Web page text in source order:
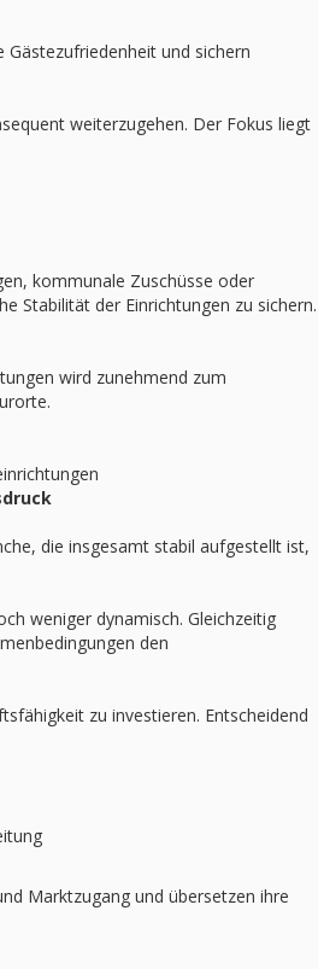
und sichern
weiterzugehen. Der Fokus liegt
kommunale Zuschüsse oder
Stabilität der Einrichtungen zu sichern.
wird zunehmend zum
die insgesamt stabil aufgestellt ist,
weniger dynamisch. Gleichzeitig
den
zu investieren. Entscheidend
Marktzugang und übersetzen ihre